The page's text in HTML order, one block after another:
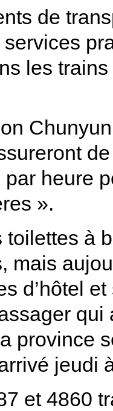
de
services
les
heure
».
toilettes à
mais
d’hôtel
province
jeudi
et 4860